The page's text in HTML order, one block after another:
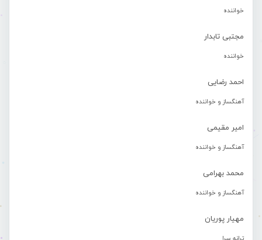
خواننده
مجتبی تابدار
خواننده
احمد رضایی
آهنگساز و خواننده
امیر مقیمی
آهنگساز و خواننده
محمد بهرامی
آهنگساز و خواننده
مهیار پوریان